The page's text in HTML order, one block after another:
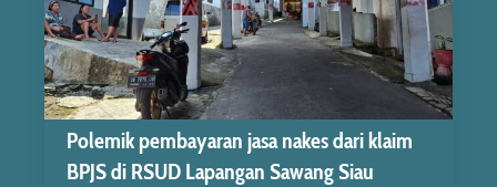
Polemik pembayaran jasa nakes dari klaim
BPJS di RSUD Lapangan Sawang Siau